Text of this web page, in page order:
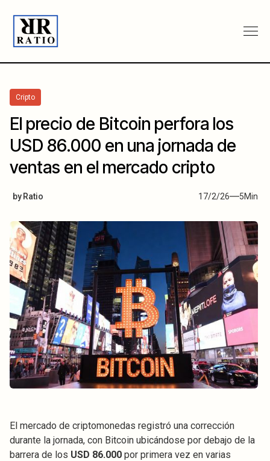
Cripto
El precio de Bitcoin perfora los
USD 86.000 en una jornada de
ventas en el mercado cripto
by Ratio 17/2/26 5Min
El mercado de criptomonedas registró una corrección
durante la jornada, con Bitcoin ubicándose por debajo de la
barrera de los USD 86.000 por primera vez en varias